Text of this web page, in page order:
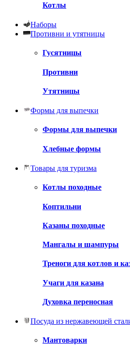
Котлы
Наборы
Противни и утятницы
Гусятницы
Противни
Утятницы
Формы для выпечки
Формы для выпечки
Хлебные формы
Товары для туризма
Котлы походные
Коптильни
Казаны походные
Мангалы и шампуры
Треноги для котлов и
Учаги для казана
Духовка переносная
Посуда из нержавеющей
Мантоварки